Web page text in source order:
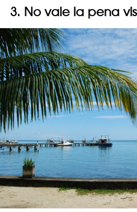
3. No vale la pena